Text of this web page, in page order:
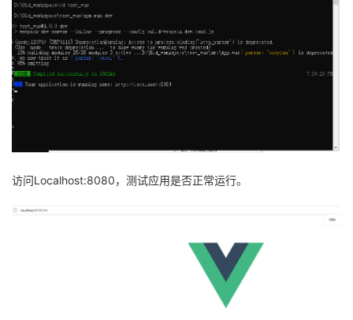
访问Localhost:8080，测试应用是否正常运行。